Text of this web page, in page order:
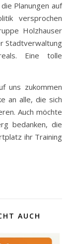
Planungen auf
versprochen
Holzhauser
Stadtverwaltung
Eine tolle
uns zukommen
an alle, die sich
Auch möchte
bedanken, die
ihr Training
AUCH